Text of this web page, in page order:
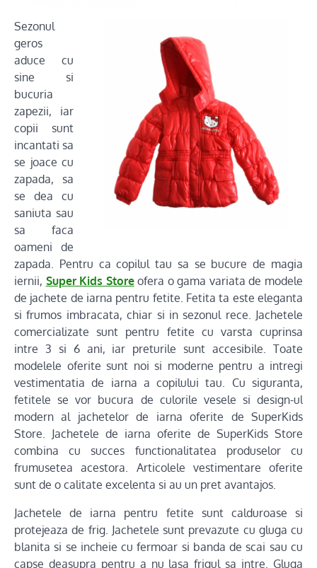
Sezonul
geros
aduce cu
sine si
bucuria
zapezii, iar
copii sunt
incantati sa
se joace cu
zapada, sa
se dea cu
saniuta sau
sa faca
oameni de
zapada. Pentru ca copilul tau sa se bucure de magia
iernii, Super Kids Storeofera o gama variata de modele
de jachete de iarna pentru fetite. Fetita ta este eleganta
si frumos imbracata, chiar si in sezonul rece. Jachetele
comercializate sunt pentru fetite cu varsta cuprinsa
intre 3 si 6 ani, iar preturile sunt accesibile. Toate
modelele oferite sunt noi si moderne pentru a intregi
vestimentatia de iarna a copilului tau. Cu siguranta,
fetitele se vor bucura de culorile vesele si design-ul
modern al jachetelor de iarna oferite de SuperKids
Store. Jachetele de iarna oferite de SuperKids Store
combina cu succes functionalitatea produselor cu
frumusetea acestora. Articolele vestimentare oferite
sunt de o calitate excelenta si au un pret avantajos.
Jachetele de iarna pentru fetite sunt calduroase si
protejeaza de frig. Jachetele sunt prevazute cu gluga cu
blanita si se incheie cu fermoar si banda de scai sau cu
capse deasupra pentru a nu lasa frigul sa intre. Gluga